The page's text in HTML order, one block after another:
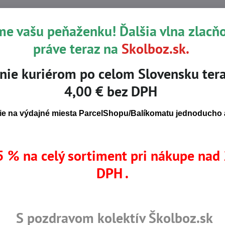
technológiou Anell Grip Technology, s ošetrením proti
výrobky Skladom viac ako 36 tisíc
vašu peňaženku! Ďalšia vlna
práve teraz na Skolboz.sk.
kuriérom po celom Slovensku
4,00 € bez DPH
na výdajné miesta ParcelShopu/Balíkomatu jednoducho
% na celý sortiment pri nákupe
DPH .
S pozdravom kolektív Školboz.sk